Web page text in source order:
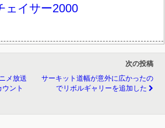
ェイサー2000
メ放送
ント
次の投稿
サーキット道幅が意外に広かったの
でリボルギャリーを追加した